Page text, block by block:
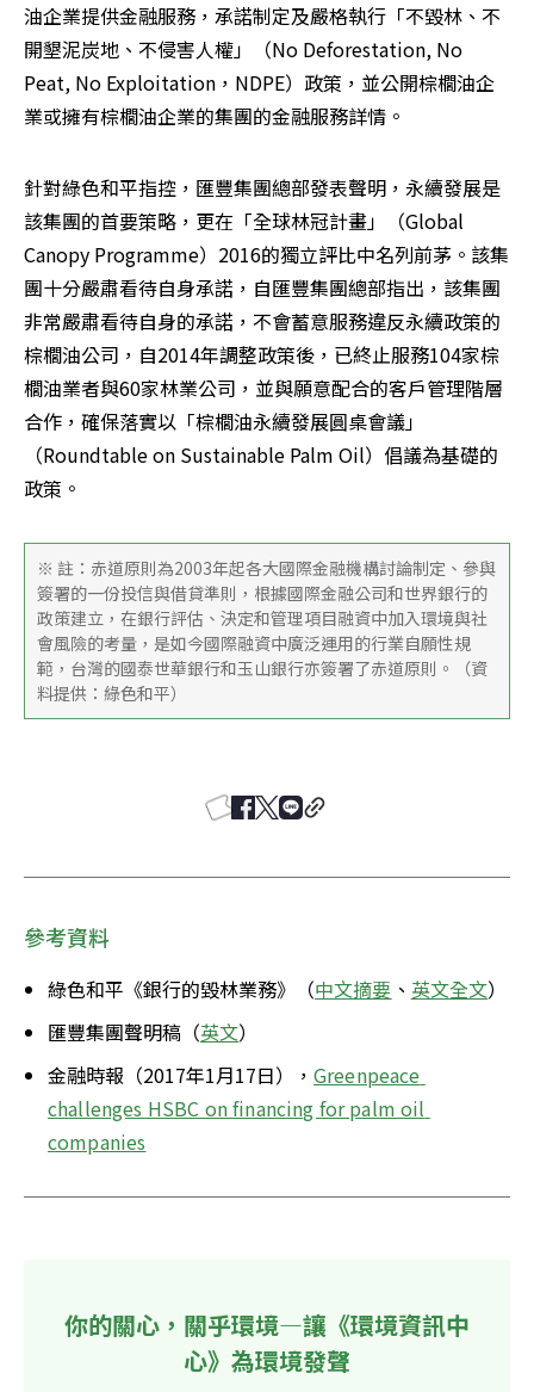
油企業提供金融服務，承諾制定及嚴格執行「不毀林、不
開墾泥炭地、不侵害人權」（No Deforestation, No
Peat, No Exploitation，NDPE）政策，並公開棕櫚油企
業或擁有棕櫚油企業的集團的金融服務詳情。
針對綠色和平指控，匯豐集團總部發表聲明，永續發展是
該集團的首要策略，更在「全球林冠計畫」（Global
Canopy Programme）2016的獨立評比中名列前茅。該集
團十分嚴肅看待自身承諾，自匯豐集團總部指出，該集團
非常嚴肅看待自身的承諾，不會蓄意服務違反永續政策的
棕櫚油公司，自2014年調整政策後，已終止服務104家棕
櫚油業者與60家林業公司，並與願意配合的客戶管理階層
合作，確保落實以「棕櫚油永續發展圓桌會議」
（Roundtable on Sustainable Palm Oil）倡議為基礎的
政策。
※ 註：赤道原則為2003年起各大國際金融機構討論制定、參與
簽署的一份投信與借貸準則，根據國際金融公司和世界銀行的
政策建立，在銀行評估、決定和管理項目融資中加入環境與社
會風險的考量，是如今國際融資中廣泛運用的行業自願性規
範，台灣的國泰世華銀行和玉山銀行亦簽署了赤道原則。（資
料提供：綠色和平）
參考資料
綠色和平《銀行的毀林業務》（中文摘要 、 英文全文）
匯豐集團聲明稿（英文）
金融時報（2017年1月17日）， Greenpeace
challenges HSBC on financing for palm oil
companies
你的關心，關乎環境—讓《環境資訊中
心》為環境發聲